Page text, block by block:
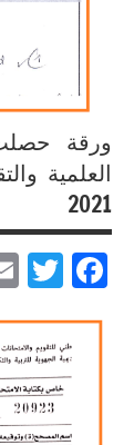
العلمية
2021
إنجازات
متميزة
الامتحان